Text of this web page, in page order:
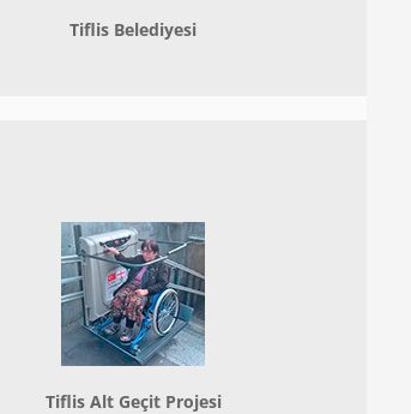
Tiflis Belediyesi
Tiflis Alt Geçit Projesi